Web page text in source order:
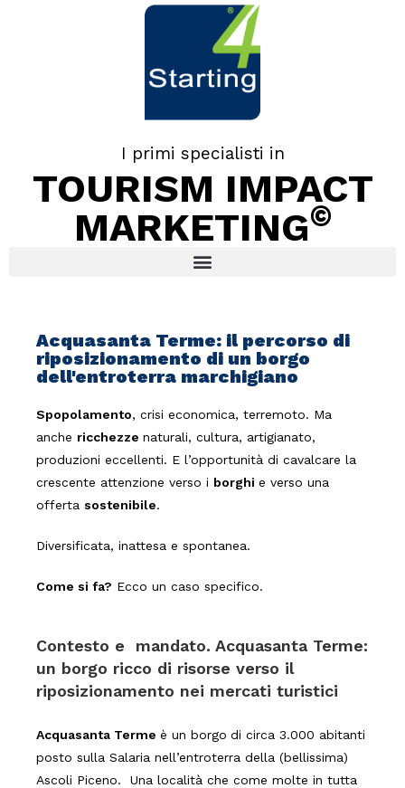
I primi specialisti in
TOURISM IMPACT
MARKETING©
Acquasanta Terme: il percorso di
riposizionamento di un borgo
dell'entroterra marchigiano
Spopolamento, crisi economica, terremoto. Ma
anche ricchezze naturali, cultura, artigianato,
produzioni eccellenti. E l’opportunità di cavalcare la
crescente attenzione verso i borghi e verso una
offerta sostenibile.
Diversificata, inattesa e spontanea.
Come si fa? Ecco un caso specifico.
Contesto e mandato. Acquasanta Terme:
un borgo ricco di risorse verso il
riposizionamento nei mercati turistici
Acquasanta Terme è un borgo di circa 3.000 abitanti
posto sulla Salaria nell’entroterra della (bellissima)
Ascoli Piceno. Una località che come molte in tutta